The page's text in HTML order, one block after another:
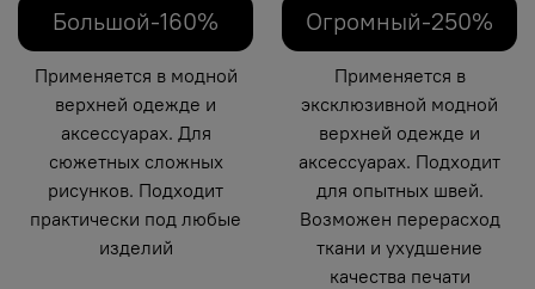
Большой-160%
Применяется в модной
верхней одежде и
аксессуарах. Для
сюжетных сложных
рисунков. Подходит
практически под любые
изделий
Огромный-250%
Применяется в
эксклюзивной модной
верхней одежде и
аксессуарах. Подходит
для опытных швей.
Возможен перерасход
ткани и ухудшение
качества печати